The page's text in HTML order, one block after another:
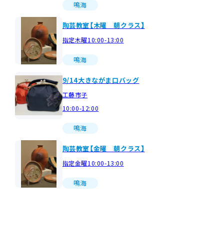
鳴海
陶芸教室【木曜 朝クラス】
指定木曜10:00-13:00
鳴海
9/14大きながま口バッグ
工藤市子
10:00-12:00
鳴海
陶芸教室【金曜 朝クラス】
指定金曜10:00-13:00
鳴海